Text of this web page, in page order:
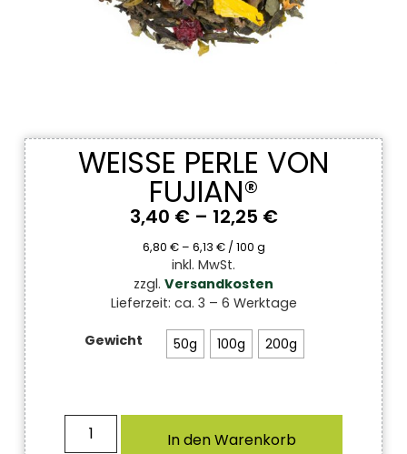
WEISSE PERLE VON F
UJIAN®
3,40 €– 12,25 €
6,80 €– 6,13 €/ 100 g
inkl. MwSt.
zzgl. Versandkosten
Lieferzeit: ca. 3 – 6 Werktage
Gewicht 50g 100g 200g
In den Warenkorb